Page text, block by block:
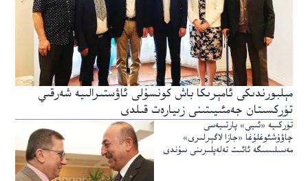
مېلبورندىكى ئامېرىكا باش كونسۇلى ئاۋستىرالىيە شەرقىي
تۈركسىتان جەمئىيىتىنى زىيارەت قىلدى
تۈركىيە «ئىيى» پارتىيەسى
چاۋۇشئوغلۇغا «جازا لاگېرلىرى»
مەسىلىسىگە ئائىت تەلەپلىرىنى سۇندى